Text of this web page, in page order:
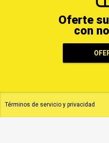
Oferte
con
Términos de servicio y privacidad